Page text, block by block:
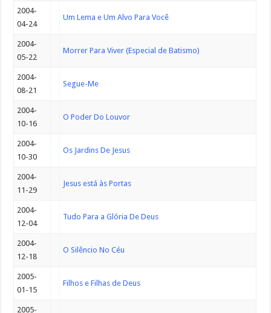
2004-
04-24
Um Lema e Um Alvo Para Você
2004-
05-22
Morrer Para Viver (Especial de Batismo)
2004-
08-21
Segue-Me
2004-
10-16
O Poder Do Louvor
2004-
10-30
Os Jardins De Jesus
2004-
11-29
Jesus está às Portas
2004-
12-04
Tudo Para a Glória De Deus
2004-
12-18
O Silêncio No Céu
2005-
01-15
Filhos e Filhas de Deus
2005-